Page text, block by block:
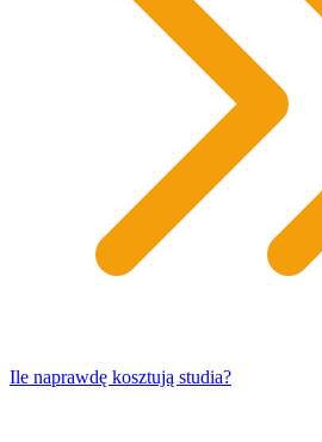
​Ile naprawdę kosztują studia?